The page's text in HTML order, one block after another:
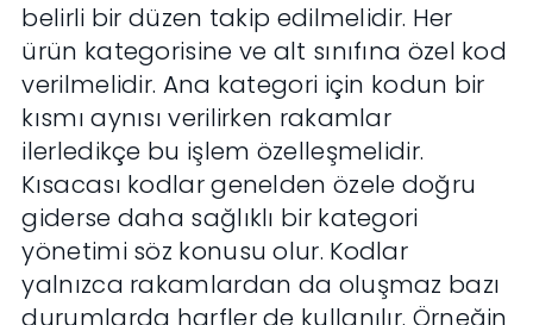
belirli bir düzen takip edilmelidir. Her
ürün kategorisine ve alt sınıfına özel kod
verilmelidir. Ana kategori için kodun bir
kısmı aynısı verilirken rakamlar
ilerledikçe bu işlem özelleşmelidir.
Kısacası kodlar genelden özele doğru
giderse daha sağlıklı bir kategori
yönetimi söz konusu olur. Kodlar
yalnızca rakamlardan da oluşmaz bazı